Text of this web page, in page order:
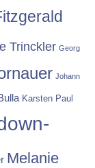
Trinckler Georg
Johann
Karsten Paul
Melanie